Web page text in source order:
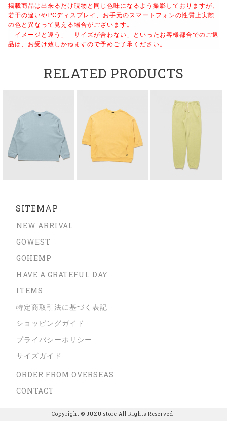
掲載商品は出来るだけ現物と同じ色味になるよう撮影しておりますが、
若干の違いやPCディスプレイ、お手元のスマートフォンの性質上実際
の色と異なって見える場合がございます。
「イメージと違う」「サイズが合わない」といったお客様都合でのご返
品は、お受け致しかねますので予めご了承ください。
RELATED PRODUCTS
SITEMAP
NEW ARRIVAL
GOWEST
GOHEMP
HAVE A GRATEFUL DAY
ITEMS
特定商取引法に基づく表記
ショッピングガイド
プライバシーポリシー
サイズガイド
ORDER FROM OVERSEAS
CONTACT
Copyright © JUZU store All Rights Reserved.